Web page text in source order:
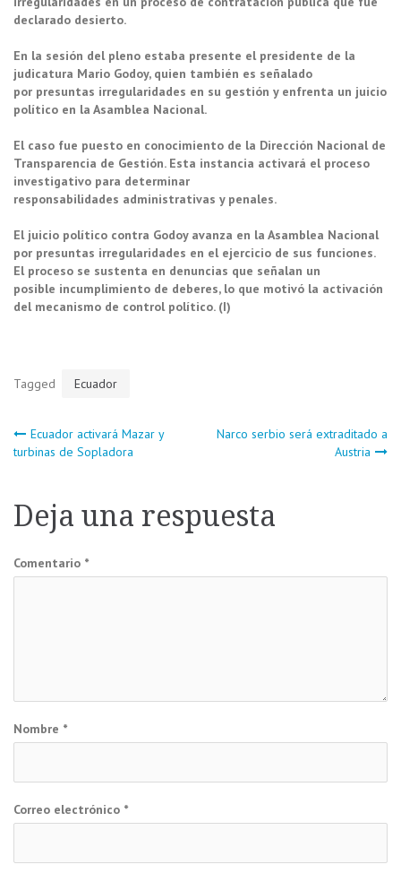
declarado desierto.
En la sesión del pleno estaba presente el presidente de la
judicatura Mario Godoy, quien también es señalado
por presuntas irregularidades en su gestión y enfrenta un juicio
político en la Asamblea Nacional.
El caso fue puesto en conocimiento de la Dirección Nacional de
Transparencia de Gestión. Esta instancia activará el proceso
investigativo para determinar
responsabilidades administrativas y penales.
El juicio político contra Godoy avanza en la Asamblea Nacional
por presuntas irregularidades en el ejercicio de sus funciones.
El proceso se sustenta en denuncias que señalan un
posible incumplimiento de deberes, lo que motivó la activación
del mecanismo de control político. (I)
Tagged Ecuador
Navegación
entradas
Ecuador activará Mazar y
turbinas de Sopladora
Narco serbio será extraditado a
Austria
Deja una respuesta
Comentario *
Nombre *
Correo electrónico *